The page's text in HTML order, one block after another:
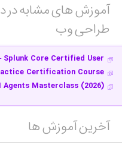
آموزش های مشابه در
طراحی وب‎
Splunk Core Certified User
Certification Course
Agents Masterclass (2026)
آخرین آموزش ها